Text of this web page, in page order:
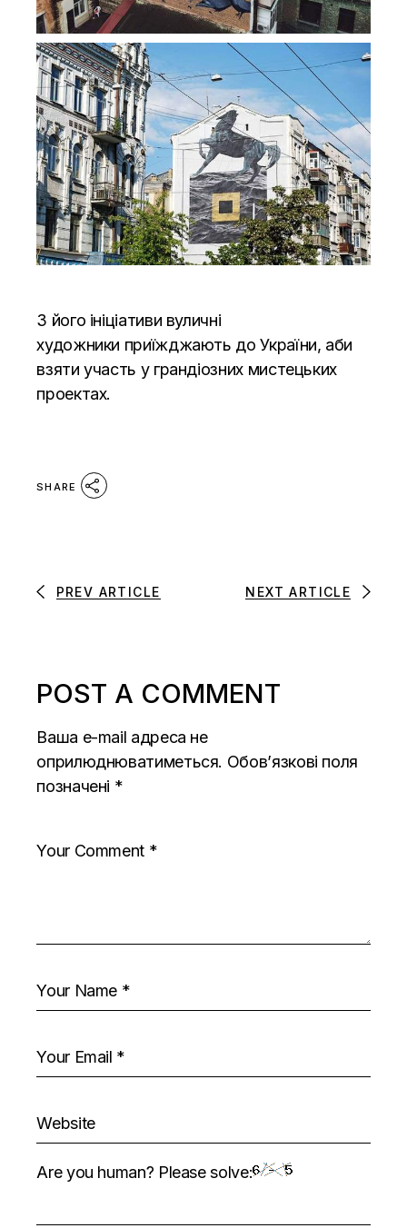
З його ініціативи вуличні
художники приїжджають до України, аби
взяти участь у грандіозних мистецьких
проектах.
SHARE
PREV ARTICLE NEXT ARTICLE
POST A COMMENT
Ваша e-mail адреса не
оприлюднюватиметься. Обов’язкові поля
позначені *
Are you human? Please solve: